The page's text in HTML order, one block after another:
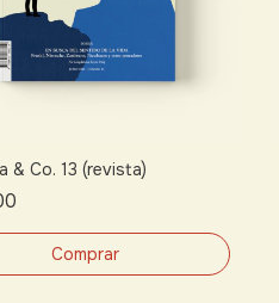
& Co. 13 (revista)